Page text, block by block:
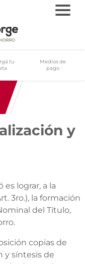
tu
Medios de
pago
y
lograr, a la
3ro.), la formación
del Título,
copias de
y síntesis de